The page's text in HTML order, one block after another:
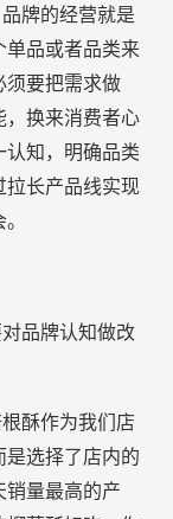
牌的经营就是
单品或者品类来
须要把需求做
，换来消费者心
认知，明确品类
拉长产品线实现
品牌认知做改
酥作为我们店
是选择了店内的
销量最高的产